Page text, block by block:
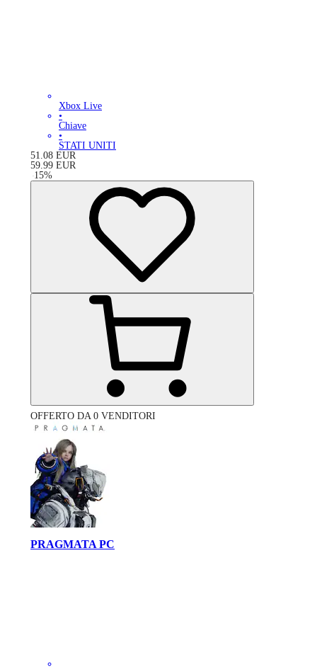
Xbox Live
•
Chiave
•
STATI UNITI
51.08 EUR
59.99 EUR
-15%
OFFERTO DA 0 VENDITORI
PRAGMATA PC